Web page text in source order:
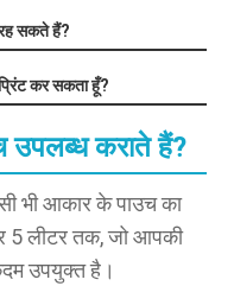
सकते हैं?
कर सकता हूँ?
कराते हैं?
भी आकार के पाउच का
5 लीटर तक, जो आपकी
उपयुक्त है।